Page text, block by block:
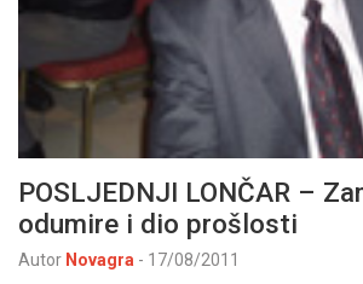
POSLJEDNJI LONČAR –
odumire i dio prošlosti
Autor Novagra - 17/08/2011